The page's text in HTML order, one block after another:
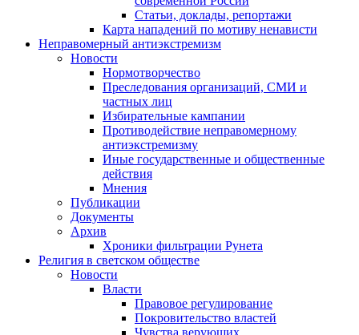
Статьи, доклады, репортажи
Карта нападений по мотиву ненависти
Неправомерный антиэкстремизм
Новости
Нормотворчество
Преследования организаций, СМИ и
частных лиц
Избирательные кампании
Противодействие неправомерному
антиэкстремизму
Иные государственные и общественные
действия
Мнения
Публикации
Документы
Архив
Хроники фильтрации Рунета
Религия в светском обществе
Новости
Власти
Правовое регулирование
Покровительство властей